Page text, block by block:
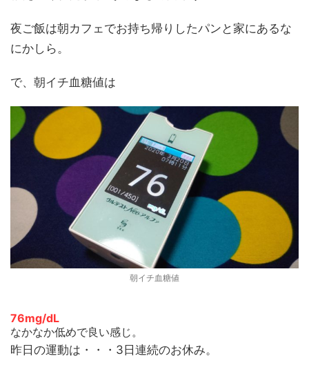
夜ご飯は朝カフェでお持ち帰りしたパンと家にあるな
にかしら。
で、朝イチ血糖値は
朝イチ血糖値
76mg/dL
なかなか低めで良い感じ。
昨日の運動は・・・3日連続のお休み。